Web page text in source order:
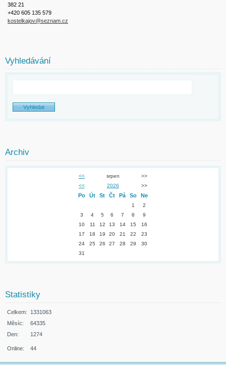
382 21
+420 605 135 579
kostelkajov@seznam.cz
Vyhledávání
Archiv
<< srpen
>>
<<
2026 >>
Po Út St Čt Pá So Ne
1
2
3
4 5 6 7 8
9
10
11 12 13 14 15
16
17
18 19 20 21 22
23
24
25 26 27 28 29
30
31
Statistiky
Online: 44
Celkem:
1331063
Měsíc:
64335
Den:
1274